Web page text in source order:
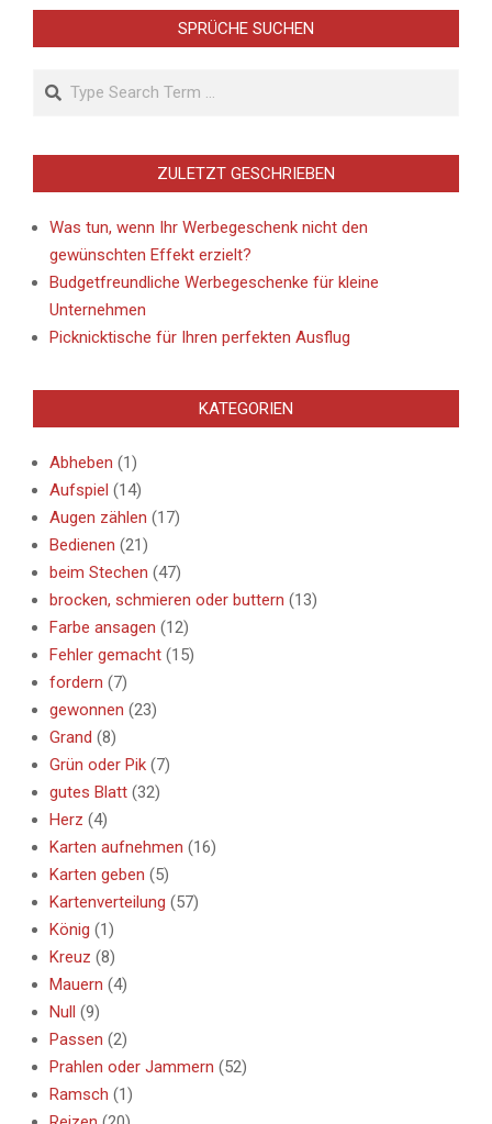
SPRÜCHE SUCHEN
Search
ZULETZT GESCHRIEBEN
Was tun, wenn Ihr Werbegeschenk nicht den
gewünschten Effekt erzielt?
Budgetfreundliche Werbegeschenke für kleine
Unternehmen
Picknicktische für Ihren perfekten Ausflug
KATEGORIEN
Abheben (1)
Aufspiel (14)
Augen zählen (17)
Bedienen (21)
beim Stechen (47)
brocken, schmieren oder buttern (13)
Farbe ansagen (12)
Fehler gemacht (15)
fordern (7)
gewonnen (23)
Grand (8)
Grün oder Pik (7)
gutes Blatt (32)
Herz (4)
Karten aufnehmen (16)
Karten geben (5)
Kartenverteilung (57)
König (1)
Kreuz (8)
Mauern (4)
Null (9)
Passen (2)
Prahlen oder Jammern (52)
Ramsch (1)